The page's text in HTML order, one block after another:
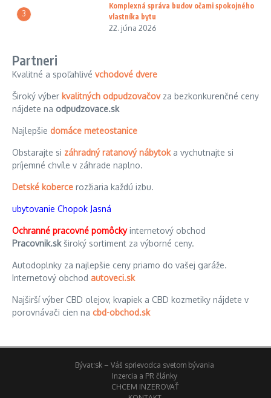
3
Komplexná správa budov očami spokojného
vlastníka bytu
22. júna 2026
Partneri
Kvalitné a spoľahlivé vchodové dvere
Široký výber kvalitných odpudzovačovza bezkonkurenčné ceny
nájdete na odpudzovace.sk
Najlepšie domáce meteostanice
Obstarajte si záhradný ratanový nábytoka vychutnajte si
príjemné chvíle v záhrade naplno.
Detské koberce rozžiaria každú izbu.
ubytovanie Chopok Jasná
Ochranné pracovné pomôckyinternetový obchod
Pracovnik.skširoký sortiment za výborné ceny.
Autodoplnky za najlepšie ceny priamo do vašej garáže.
Internetový obchod autoveci.sk
Najširší výber CBD olejov, kvapiek a CBD kozmetiky nájdete v
porovnávači cien na cbd-obchod.sk
Bývať.sk – Váš sprievodca svetom bývania
Inzercia a PR články
CHCEM INZEROVAŤ